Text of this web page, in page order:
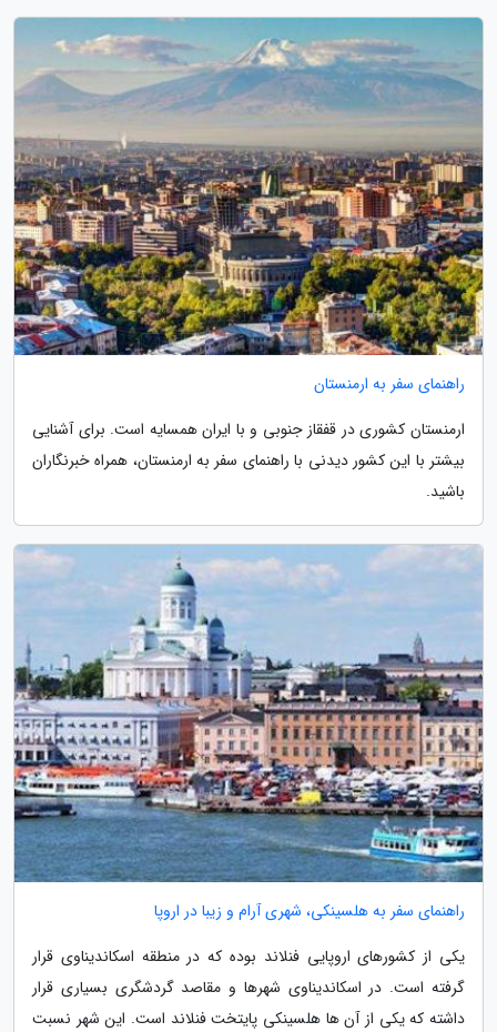
راهنمای سفر به ارمنستان
ارمنستان کشوری در قفقاز جنوبی و با ایران همسایه است. برای آشنایی
بیشتر با این کشور دیدنی با راهنمای سفر به ارمنستان، همراه خبرنگاران
باشید.
راهنمای سفر به هلسینکی، شهری آرام و زیبا در اروپا
یکی از کشورهای اروپایی فنلاند بوده که در منطقه اسکاندیناوی قرار
گرفته است. در اسکاندیناوی شهرها و مقاصد گردشگری بسیاری قرار
داشته که یکی از آن ها هلسینکی پایتخت فنلاند است. این شهر نسبت